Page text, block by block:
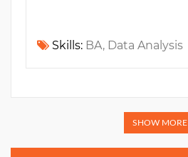
Skills: BA, Data Analysis
SHOW MORE